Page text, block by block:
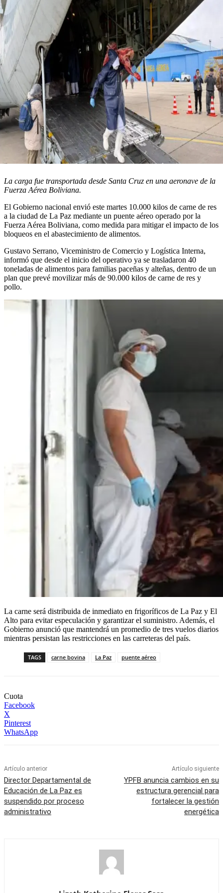
La carga fue transportada desde Santa Cruz en una aeronave de la
Fuerza Aérea Boliviana.
El Gobierno nacional envió este martes 10.000 kilos de carne de res
a la ciudad de La Paz mediante un puente aéreo operado por la
Fuerza Aérea Boliviana, como medida para mitigar el impacto de los
bloqueos en el abastecimiento de alimentos.
Gustavo Serrano, Viceministro de Comercio y Logística Interna,
informó que desde el inicio del operativo ya se trasladaron 40
toneladas de alimentos para familias paceñas y alteñas, dentro de un
plan que prevé movilizar más de 90.000 kilos de carne de res y
pollo.
La carne será distribuida de inmediato en frigoríficos de La Paz y El
Alto para evitar especulación y garantizar el suministro. Además, el
Gobierno anunció que mantendrá un promedio de tres vuelos diarios
mientras persistan las restricciones en las carreteras del país.
TAGS carne bovina La Paz puente aéreo
Cuota
Facebook
X
Pinterest
WhatsApp
Artículo anterior
Director Departamental de
Educación de La Paz es
suspendido por proceso
administrativo
Artículo siguiente
YPFB anuncia cambios en su
estructura gerencial para
fortalecer la gestión
energética